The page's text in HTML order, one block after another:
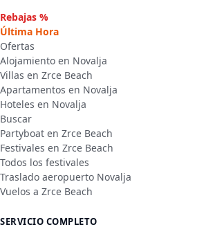
Rebajas %
Última Hora
Ofertas
Alojamiento en Novalja
Villas en Zrce Beach
Apartamentos en Novalja
Hoteles en Novalja
Buscar
Partyboat en Zrce Beach
Festivales en Zrce Beach
Todos los festivales
Traslado aeropuerto Novalja
Vuelos a Zrce Beach
SERVICIO COMPLETO